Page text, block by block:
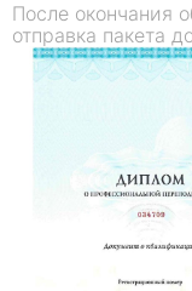
После окончания
отправка пакета